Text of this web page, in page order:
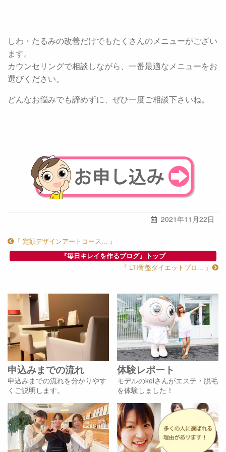
しわ・たるみの改善だけでもたくさんのメニューがござい
ます。
カウンセリングで相談しながら、一番最適なメニューをお
選びください。
どんなお悩みでも諦めずに、ぜひ一度ご相談下さいね。
2021年11月22日
『 定額デザインアートコース... 』
『毎日キレイを作るブログ』トップ
『 LTI骨盤ダイエットプロ... 』
申込みまでの流れ
申込みまでの流れを分かりやす
くご説明します。
体験レポート
モデルのkeiさんがエステ・脱毛
を体験しました！